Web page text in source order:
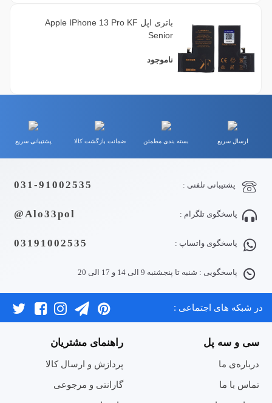
باتری اپل Apple IPhone 13 Pro KF
Senior
ناموجود
ارسال سریع بسته بندی مطمئن ضمانت بازگشت کالا پشتیبانی سریع
پشتیبانی تلفنی : 031-91002535
پاسخگوی تلگرام : Alo33pol@
پاسخگوی واتساپ : 03191002535
پاسخگویی : شنبه تا پنجشنبه 9 الی 14 و 17 الی 20
در شبکه های اجتماعی :
سی و سه پل
درباره‌ی ما
تماس با ما
راهنمای مشتریان
پردازش و ارسال کالا
گارانتی و مرجوعی